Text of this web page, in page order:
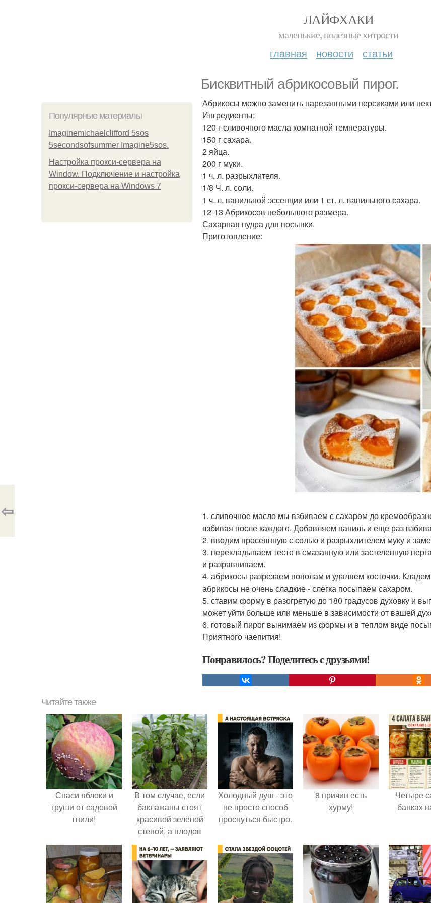
ЛАЙФХАКИ
маленькие, полезные хитрости
главная новости статьи
Бисквитный абрикосовый пирог.
Популярные материалы
Imaginemichaelclifford 5sos
5secondsofsummer Imagine5sos.
Настройка прокси-сервера на
Window. Подключение и настройка
прокси-сервера на Windows 7
Абрикосы можно заменить нарезанными персиками или
Ингредиенты:
120 г сливочного масла комнатной температуры.
150 г сахара.
2 яйца.
200 г муки.
1 ч. л. разрыхлителя.
1/8 Ч. л. соли.
1 ч. л. ванильной эссенции или 1 ст. л. ванильного сахара.
12-13 Абрикосов небольшого размера.
Сахарная пудра для посыпки.
Приготовление:
1. сливочное масло мы взбиваем с сахаром до
взбивая после каждого. Добавляем ваниль и еще раз
2. вводим просеянную с солью и разрыхлителем муку и
3. перекладываем тесто в смазанную или застеленную
и разравниваем.
4. абрикосы разрезаем пополам и удаляем косточки.
абрикосы не очень сладкие - слегка посыпаем сахаром.
5. ставим форму в разогретую до 180 градусов духовку и
может уйти больше или меньше в зависимости от вашей
6. готовый пирог вынимаем из формы и в теплом виде
Приятного чаепития!
Понравилось? Поделитесь с друзьями!
⇦
Читайте также
Спаси яблоки и
груши от садовой
гнили!
В том случае, если
баклажаны стоят
красивой зелёной
стеной, а плодов
почти не видно -
радоваться тут
нечему.
Холодный душ - это
не просто способ
проснуться быстро.
8 причин есть
хурму!
Четыре
банках